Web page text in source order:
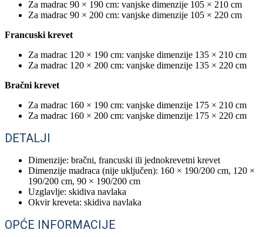
Za madrac 90 × 190 cm: vanjske dimenzije 105 × 210 cm
Za madrac 90 × 200 cm: vanjske dimenzije 105 × 220 cm
Francuski krevet
Za madrac 120 × 190 cm: vanjske dimenzije 135 × 210 cm
Za madrac 120 × 200 cm: vanjske dimenzije 135 × 220 cm
Bračni krevet
Za madrac 160 × 190 cm: vanjske dimenzije 175 × 210 cm
Za madrac 160 × 200 cm: vanjske dimenzije 175 × 220 cm
DETALJI
Dimenzije: bračni, francuski ili jednokrevetni krevet
Dimenzije madraca (nije uključen): 160 × 190/200 cm, 120 ×
190/200 cm, 90 × 190/200 cm
Uzglavlje: skidiva navlaka
Okvir kreveta: skidiva navlaka
OPĆE INFORMACIJE